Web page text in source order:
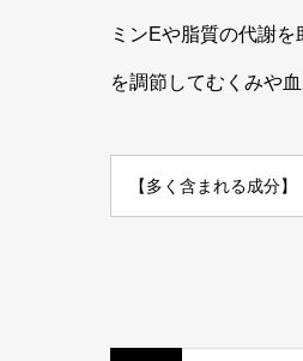
ミンEや脂質の代謝
を調節してむくみや
【多く含まれる成分】